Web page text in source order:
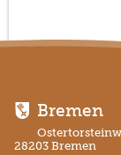
Bremen
28203 Bremen